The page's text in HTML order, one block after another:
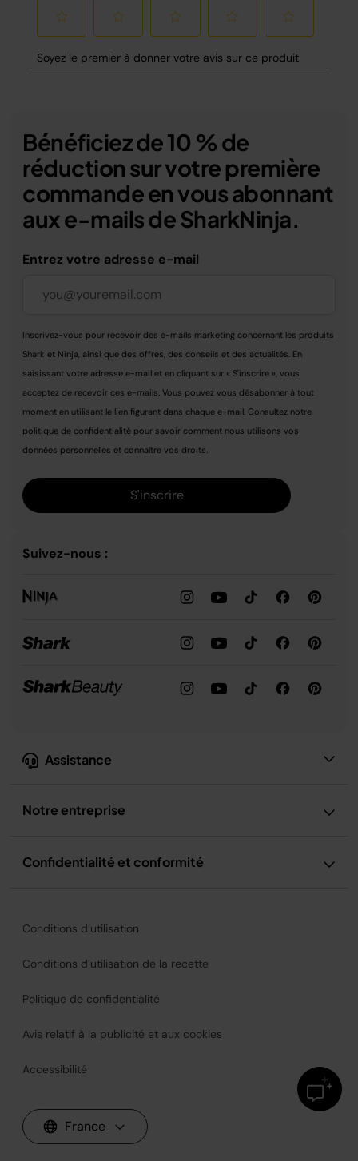
Assistance
Notre entreprise
Confidentialité et conformité
Bénéficiez de 10 % de
réduction sur votre première
commande en vous abonnant
aux e-mails de SharkNinja.
Entrez votre adresse e-mail
Inscrivez-vous pour recevoir des e-mails marketing concernant les produits
Shark et Ninja, ainsi que des offres, des conseils et des actualités. En
saisissant votre adresse e-mail et en cliquant sur « S'inscrire », vous
acceptez de recevoir ces e-mails. Vous pouvez vous désabonner à tout
moment en utilisant le lien figurant dans chaque e-mail. Consultez notre
politique de confidentialité pour savoir comment nous utilisons vos
données personnelles et connaître vos droits.
S'inscrire
Suivez-nous :
Conditions d’utilisation
Conditions d’utilisation de la recette
Politique de confidentialité
Avis relatif à la publicité et aux cookies
Accessibilité
France